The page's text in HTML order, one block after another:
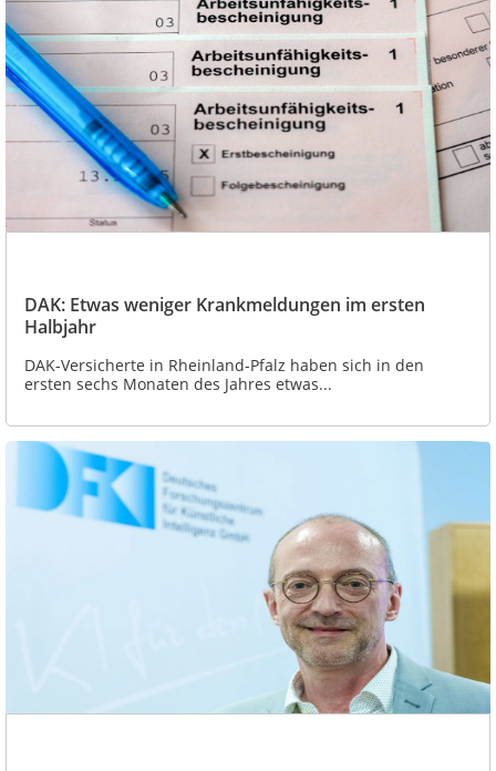
DAK: Etwas weniger Krankmeldungen im ersten
Halbjahr
DAK-Versicherte in Rheinland-Pfalz haben sich in den
ersten sechs Monaten des Jahres etwas...